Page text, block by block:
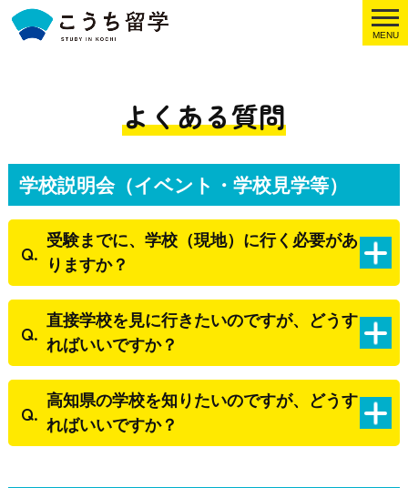
MENU
よくある質問
学校説明会（イベント・学校見学等）
受験までに、学校（現地）に行く必要があ
りますか？
直接学校を見に行きたいのですが、どうす
ればいいですか？
高知県の学校を知りたいのですが、どうす
ればいいですか？